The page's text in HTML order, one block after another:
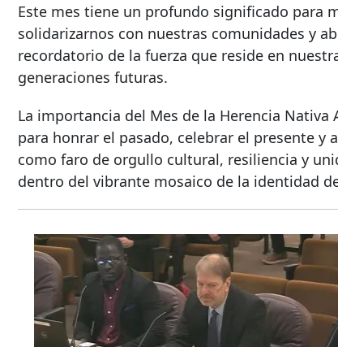
Este mes tiene un profundo significado para
solidarizarnos con nuestras comunidades y
recordatorio de la fuerza que reside en
generaciones futuras.
La importancia del Mes de la Herencia
para honrar el pasado, celebrar el presente
como faro de orgullo cultural, resiliencia y
dentro del vibrante mosaico de la identidad